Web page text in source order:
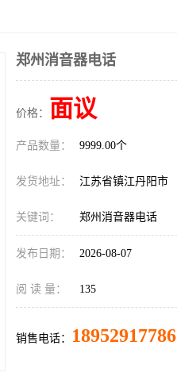
郑州消音器电话
价格： 面议
产品数量： 9999.00个
发货地址： 江苏省镇江丹阳市
关键词： 郑州消音器电话
发布日期： 2026-08-07
阅 读 量： 135
销售电话： 18952917786